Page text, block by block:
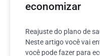
economizar
Reajuste do plano de
Neste artigo você vai
você pode fazer para